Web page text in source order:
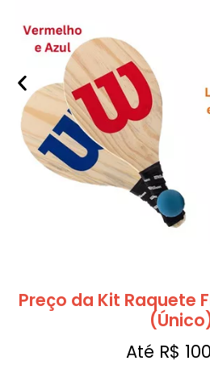
Preço da Kit Raquete
Até R$